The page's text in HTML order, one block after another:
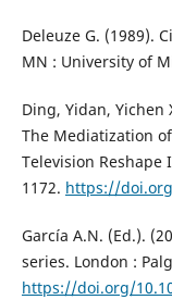
Deleuze G. (1989).
MN : University of
Ding, Yidan, Yichen
The Mediatization
Television
1172. https://
García A.N. (Ed.).
series. London :
https://doi.org/